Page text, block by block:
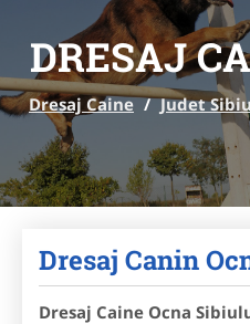
DRESAJ
Dresaj Caine / Judet
Dresaj Canin
Dresaj Caine Ocna